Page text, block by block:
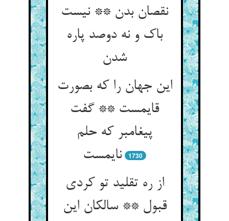
نقصان بدن ** نیست
باک و نه دوصد پاره
شدن
این جهان را که بصورت
قایمست ** گفت
پیغامبر که حلم
نایمست
1730
از ره تقلید تو کردی
قبول ** سالکان این